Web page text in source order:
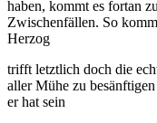
haben, kommt es fortan
Zwischenfällen. So
Herzog
trifft letztlich doch die
aller Mühe zu
er hat sein